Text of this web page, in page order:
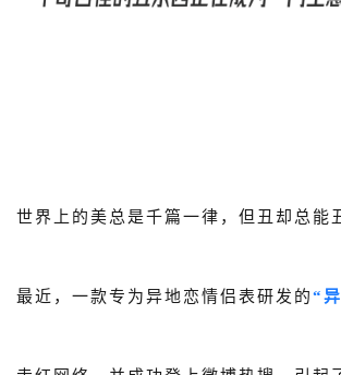
关于我们
世界上的美总是千篇一律，但丑却总能
最近，一款专为异地恋情侣表研发的“